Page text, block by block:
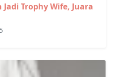
Trophy Wife, Juara